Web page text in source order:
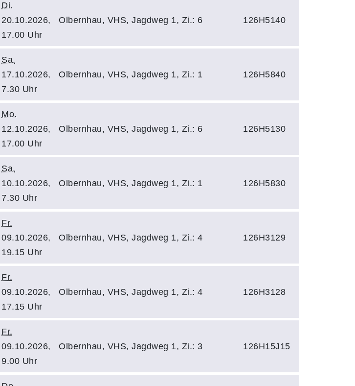
Di.
20.10.2026,
17.00 Uhr
Olbernhau, VHS, Jagdweg 1, Zi.: 6 126H5140
Sa.
17.10.2026,
7.30 Uhr
Olbernhau, VHS, Jagdweg 1, Zi.: 1 126H5840
Mo.
12.10.2026,
17.00 Uhr
Olbernhau, VHS, Jagdweg 1, Zi.: 6 126H5130
Sa.
10.10.2026,
7.30 Uhr
Olbernhau, VHS, Jagdweg 1, Zi.: 1 126H5830
Fr.
09.10.2026,
19.15 Uhr
Olbernhau, VHS, Jagdweg 1, Zi.: 4 126H3129
Fr.
09.10.2026,
17.15 Uhr
Olbernhau, VHS, Jagdweg 1, Zi.: 4 126H3128
Fr.
09.10.2026,
9.00 Uhr
Olbernhau, VHS, Jagdweg 1, Zi.: 3 126H15J15